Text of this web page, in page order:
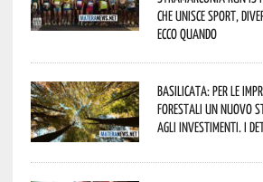
che unisce sport,
Ecco quando
Basilicata: per le
forestali un nuovo
agli investimenti. I